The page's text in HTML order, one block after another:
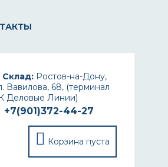
Склад: Ростов-на-Дону,
Вавилова, 68, (терминал
Деловые Линии)
+7(901)372-44-27
Корзина пуста